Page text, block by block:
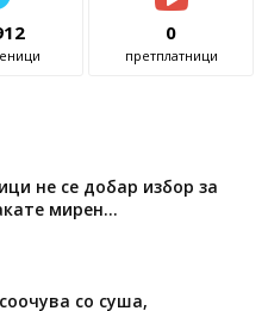
0
претплатници
не се добар избор за
мирен...
со суша,